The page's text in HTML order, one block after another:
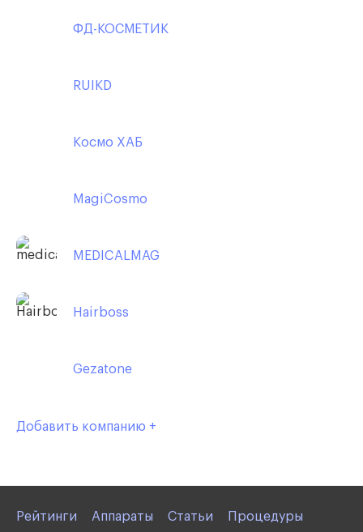
ФД-КОСМЕТИК
RUIKD
Космо ХАБ
MagiCosmo
MEDICALMAG
Hairboss
Gezatone
Добавить компанию +
Рейтинги Аппараты Статьи
Процедуры